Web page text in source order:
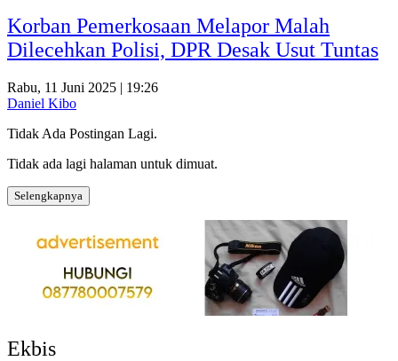
Korban Pemerkosaan Melapor Malah
Dilecehkan Polisi, DPR Desak Usut Tuntas
Rabu, 11 Juni 2025 | 19:26
Daniel Kibo
Tidak Ada Postingan Lagi.
Tidak ada lagi halaman untuk dimuat.
Selengkapnya
Ekbis